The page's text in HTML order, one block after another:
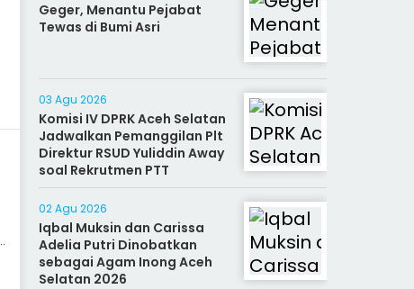
Geger, Menantu Pejabat
Tewas di Bumi Asri
03 Agu 2026
Komisi IV DPRK Aceh Selatan
Jadwalkan Pemanggilan Plt
Direktur RSUD Yuliddin Away
soal Rekrutmen PTT
02 Agu 2026
Iqbal Muksin dan Carissa
Adelia Putri Dinobatkan
sebagai Agam Inong Aceh
Selatan 2026